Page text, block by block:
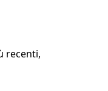
recenti,